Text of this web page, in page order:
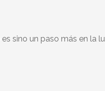
sino un paso más en la